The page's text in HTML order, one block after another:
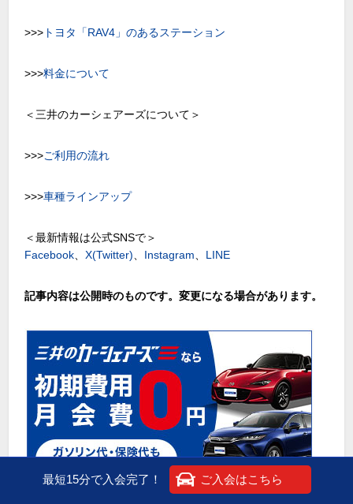
>>> トヨタ「RAV4」のあるステーション
>>>料金について
＜三井のカーシェアーズについて＞
>>>ご利用の流れ
>>>車種ラインアップ
＜最新情報は公式SNSで＞
Facebook 、X(Twitter) Instagram LINE
記事内容は公開時のものです。変更になる場合があります。
最短15分で入会完了！ ご入会はこちら